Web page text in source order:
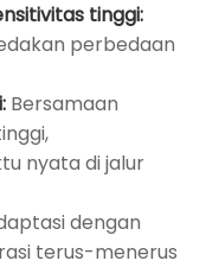
tinggi:
perbedaan
Bersamaan
nyata di jalur
dengan
terus-menerus